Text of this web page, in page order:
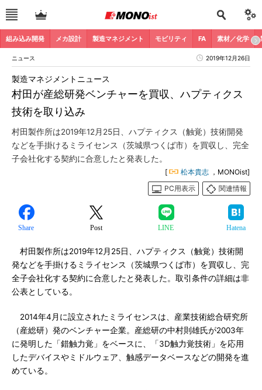
組み込み開発 メカ設計 製造マネジメント モビリティ FA 素材／化学
ニュース 2019年12月26日
村田が産総研発ベンチャーを買収、ハプティクス
技術を取り込み
製造マネジメントニュース
村田製作所は2019年12月25日、ハプティクス（触覚）技術開発
などを手掛けるミライセンス（茨城県つくば市）を買収し、完全
子会社化する契約に合意したと発表した。
[ 松本貴志 ，MONOist]
PC用表示
関連情報
Share Post LINE Hatena
村田製作所は2019年12月25日、ハプティクス（触覚）技術開
発などを手掛けるミライセンス（茨城県つくば市）を買収し、完
全子会社化する契約に合意したと発表した。取引条件の詳細は非
公表としている。
2014年4月に設立されたミライセンスは、産業技術総合研究所
（産総研）発のベンチャー企業。産総研の中村則雄氏が2003年
に発明した「錯触力覚」をベースに、「3D触力覚技術」を応用
したデバイスやミドルウェア、触感データベースなどの開発を進
めている。